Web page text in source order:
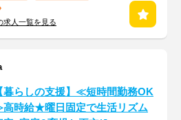
人一覧を見る
暮らしの支援】≪短時間勤務OK
時給★曜日固定で生活リズム